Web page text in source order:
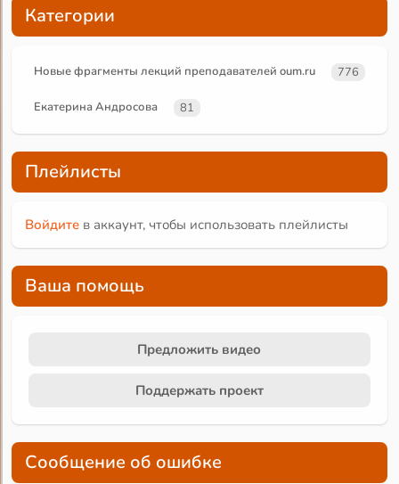
Категории
Новые фрагменты лекций преподавателей oum.ru 776
Екатерина Андросова 81
Плейлисты
Войдите в аккаунт, чтобы использовать плейлисты
Ваша помощь
Предложить видео
Поддержать проект
Сообщение об ошибке